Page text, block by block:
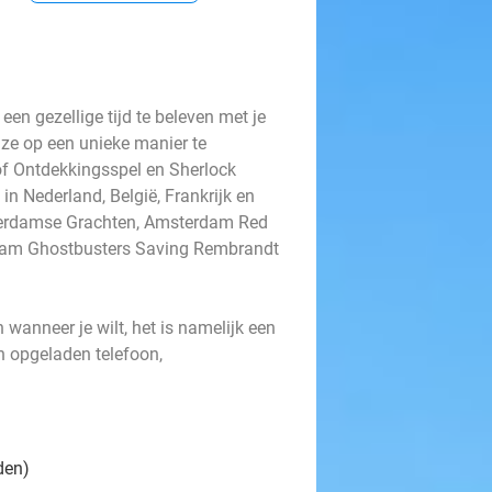
gezellige tijd te beleven met je
op een unieke manier te
Ontdekkingsspel en Sherlock
Nederland, België, Frankrijk en
Grachten, Amsterdam Red
Ghostbusters Saving Rembrandt
wanneer je wilt, het is namelijk een
opgeladen telefoon,